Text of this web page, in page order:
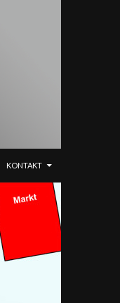
KONTAKT